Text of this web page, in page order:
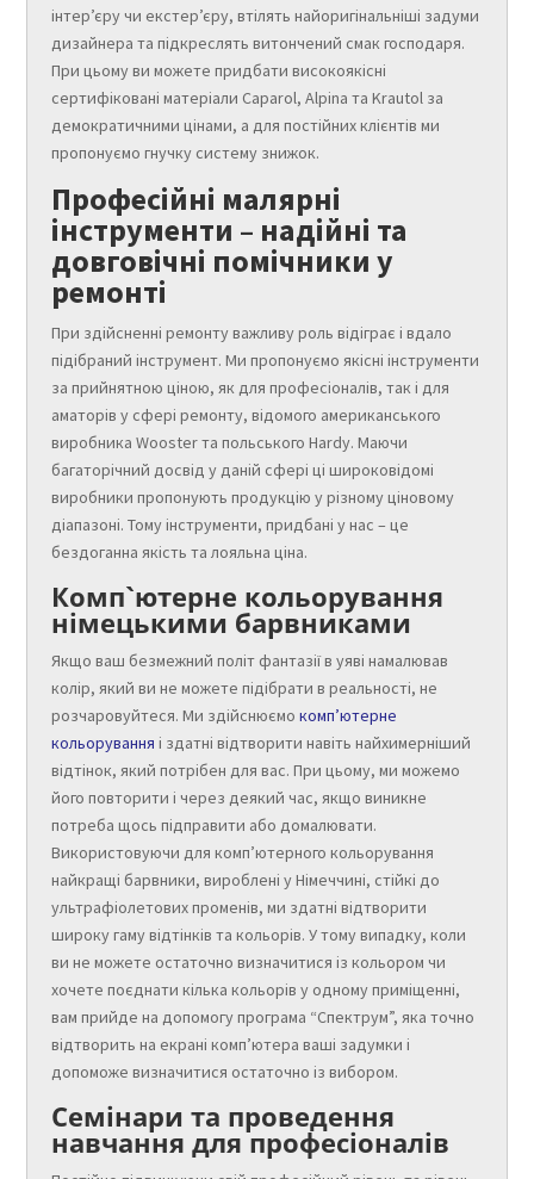
інтер’єру чи екстер’єру, втілять найоригінальніші задуми
дизайнера та підкреслять витончений смак господаря.
При цьому ви можете придбати високоякісні
сертифіковані матеріали Caparol, Alpina та Krautol за
демократичними цінами, а для постійних клієнтів ми
пропонуємо гнучку систему знижок.
Професійні малярні
інструменти – надійні та
довговічні помічники у
ремонті
При здійсненні ремонту важливу роль відіграє і вдало
підібраний інструмент. Ми пропонуємо якісні інструменти
за прийнятною ціною, як для професіоналів, так і для
аматорів у сфері ремонту, відомого американського
виробника Wooster та польського Hardy. Маючи
багаторічний досвід у даній сфері ці широковідомі
виробники пропонують продукцію у різному ціновому
діапазоні. Тому інструменти, придбані у нас – це
бездоганна якість та лояльна ціна.
Комп`ютерне кольорування
німецькими барвниками
Якщо ваш безмежний політ фантазії в уяві намалював
колір, який ви не можете підібрати в реальності, не
розчаровуйтеся. Ми здійснюємо комп’ютерне
кольорування і здатні відтворити навіть найхимерніший
відтінок, який потрібен для вас. При цьому, ми можемо
його повторити і через деякий час, якщо виникне
потреба щось підправити або домалювати.
Використовуючи для комп’ютерного кольорування
найкращі барвники, вироблені у Німеччині, стійкі до
ультрафіолетових променів, ми здатні відтворити
широку гаму відтінків та кольорів. У тому випадку, коли
ви не можете остаточно визначитися із кольором чи
хочете поєднати кілька кольорів у одному приміщенні,
вам прийде на допомогу програма “Спектрум”, яка точно
відтворить на екрані комп’ютера ваші задумки і
допоможе визначитися остаточно із вибором.
Семінари та проведення
навчання для професіоналів